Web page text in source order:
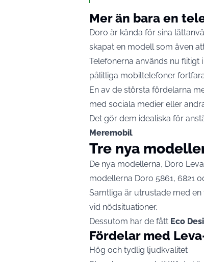
Mer än bara en
Doro är kända för sina
skapat en modell som även
Telefonerna används nu flitigt
pålitliga mobiltelefoner
En av de största fördelarna
med sociala medier eller
Det gör dem idealiska för
Meremobil.
Tre nya
De nya modellerna, Doro
modellerna Doro 5861, 6821
Samtliga är utrustade med en
vid nödsituationer.
Dessutom har de fått Eco
Fördelar med
Hög och tydlig ljudkvalitet